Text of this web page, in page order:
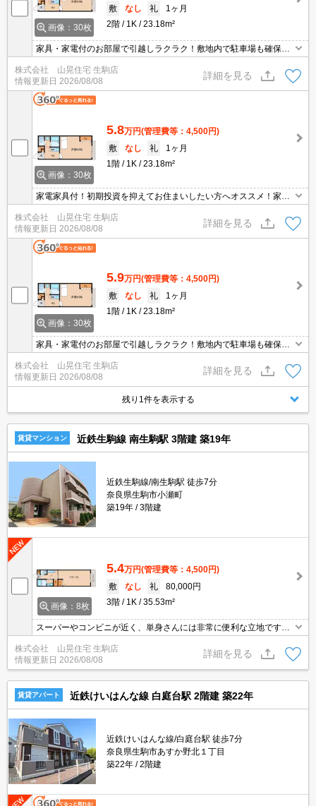
画像：30枚
敷 なし 礼
1ヶ月
2階
1K 23.18m²
家具・家電付のお部屋で引越しラクラク！敷地内で駐車場も確保可
能ですのでお車をお持ちの方も安心ですね。初めて一人暮しをされ
る方でも安心の設備が充実です。貴方の新生活のスタートはこのお
部屋で決まりですね。
株式会社 山晃住宅 生駒店
情報更新日 2026/08/08
詳細を見る
画像：30枚
5.8万円(管理費等：4,500円)
敷
なし 礼
1ヶ月
1階
1K 23.18m²
家電家具付！初期投資を抑えてお住まいしたい方へオススメ！家
ですのでお車をお持ちの方も安心ですね。初めて一人暮しをされる
方でも安心の設備が充実です。貴方の新生活のスタートはこのお部
屋で決まりですね。
株式会社 山晃住宅 生駒店
情報更新日 2026/08/08
詳細を見る
画像：30枚
5.9万円(管理費等：4,500円)
敷
なし 礼
1ヶ月
1階
1K 23.18m²
家具・家電付のお部屋で引越しラクラク！敷地内で駐車場も確保可
能ですのでお車をお持ちの方も安心ですね。家電等が設置されてい
ますのですぐにでも一人暮しを始めたい方にもオススメ！
株式会社 山晃住宅 生駒店
情報更新日 2026/08/08
詳細を見る
残り1件を表示する
賃貸マンション 近鉄生駒線 南生駒駅 3階建 築19年
近鉄生駒線/南生駒駅 徒歩7分
奈良県生駒市小瀬町
築19年
3階建
画像：8枚
5.4万円(管理費等：4,500円)
敷
なし 礼
80,000円
3階
1K 35.53m²
スーパーやコンビニが近く、単身さんには非常に便利な立地です
よ！セブンイレブン150ｍ、マクドナルド160ｍと生活しやすい立地
です。オートロックエントランスで女性も安心！セキュリティにも
気を配っております。第二阪奈道路壱部ランプ450ｍでお車でのア
クセス良い！
株式会社 山晃住宅 生駒店
情報更新日 2026/08/08
詳細を見る
賃貸アパート 近鉄けいはんな線 白庭台駅 2階建 築22年
近鉄けいはんな線/白庭台駅 徒歩7分
奈良県生駒市あすか野北１丁目
築22年
2階建